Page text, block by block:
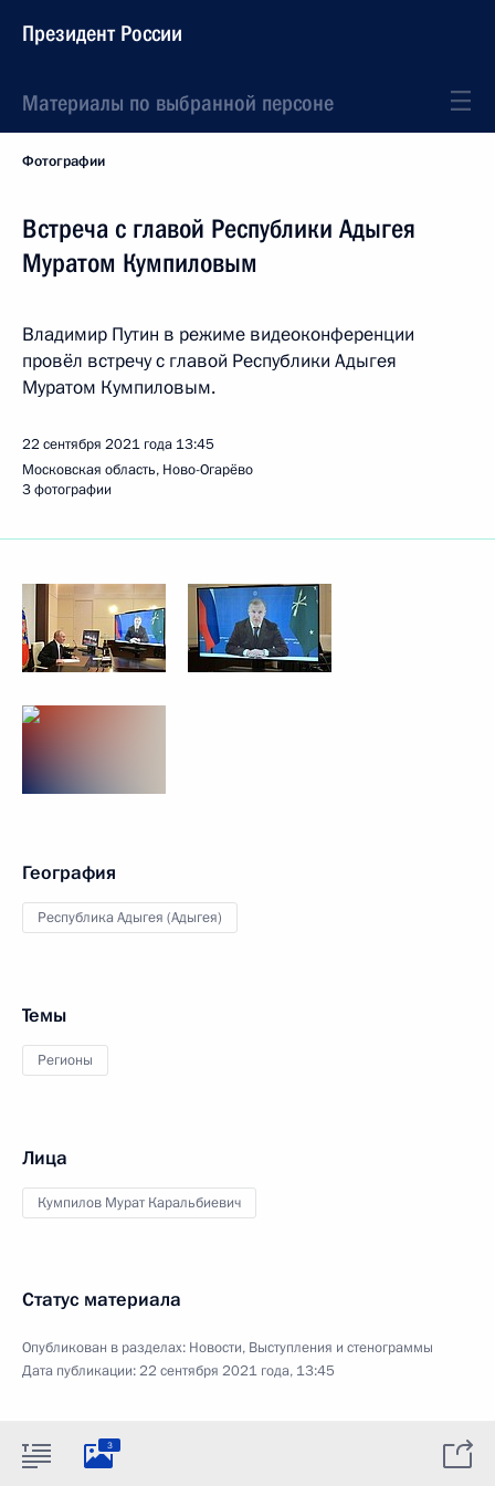
Президент России
Материалы по выбранной персоне
Фотографии
Встреча с главой Республики Адыгея
Муратом Кумпиловым
Владимир Путин в режиме видеоконференции
провёл встречу с главой Республики Адыгея
Муратом Кумпиловым.
22 сентября 2021 года 13:45
Московская область, Ново-Огарёво
3 фотографии
География
Республика Адыгея (Адыгея)
Темы
Регионы
Лица
Кумпилов Мурат Каральбиевич
Статус материала
Опубликован в разделах: Новости, Выступления и стенограммы
Дата публикации:22 сентября 2021 года, 13:45
3